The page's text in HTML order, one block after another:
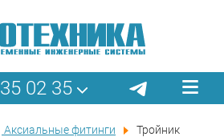
35 02 35
Аксиальные фитинги
Тройник